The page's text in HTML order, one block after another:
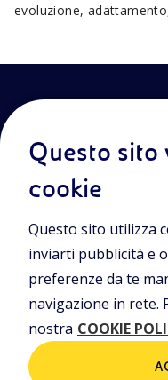
evoluzione,
Entra nel mondo
metodologie innovative
multimediali, lezioni
di attualità. Eniscuola è
POLICIES
Termini e condizioni
Questo sito
cookie
Questo sito utilizza
inviarti pubblicità e
preferenze da te
navigazione in rete.
nostra COOKIE